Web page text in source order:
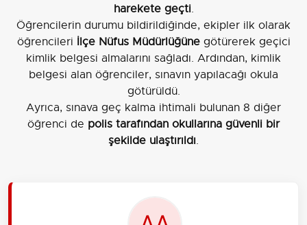
harekete geçti.
Öğrencilerin durumu bildirildiğinde, ekipler ilk olarak
öğrencileri İlçe Nüfus Müdürlüğünegötürerek geçici
kimlik belgesi almalarını sağladı. Ardından, kimlik
belgesi alan öğrenciler, sınavın yapılacağı okula
götürüldü.
Ayrıca, sınava geç kalma ihtimali bulunan 8 diğer
öğrenci de polis tarafından okullarına güvenli bir
şekilde ulaştırıldı.